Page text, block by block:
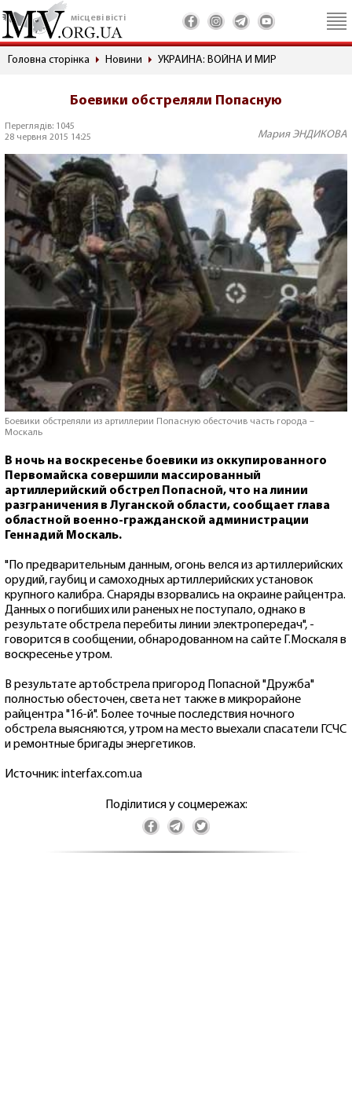
місцеві вісті
Головна сторінка Новини УКРАИНА: ВОЙНА И МИР
Боевики обстреляли Попасную
Переглядів: 1045
28 червня 2015 14:25
Мария ЭНДИКОВА
Боевики обстреляли из артиллерии Попасную обесточив часть города –
Москаль
В ночь на воскресенье боевики из оккупированного
Первомайска совершили массированный
артиллерийский обстрел Попасной, что на линии
разграничения в Луганской области, сообщает глава
областной военно-гражданской администрации
Геннадий Москаль.
"По предварительным данным, огонь велся из артиллерийских
орудий, гаубиц и самоходных артиллерийских установок
крупного калибра. Снаряды взорвались на окраине райцентра.
Данных о погибших или раненых не поступало, однако в
результате обстрела перебиты линии электропередач", -
говорится в сообщении, обнародованном на сайте Г.Москаля в
воскресенье утром.
В результате артобстрела пригород Попасной "Дружба"
полностью обесточен, света нет также в микрорайоне
райцентра "16-й". Более точные последствия ночного
обстрела выясняются, утром на место выехали спасатели ГСЧС
и ремонтные бригады энергетиков.
Источник: interfax.com.ua
Поділитися у соцмережах: